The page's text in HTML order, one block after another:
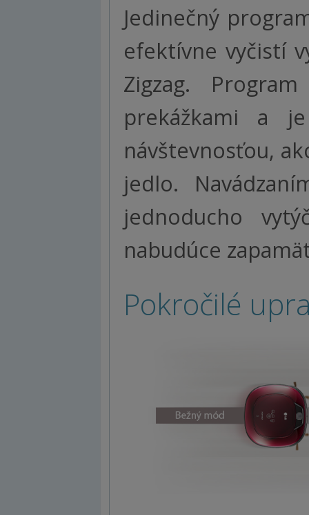
Jedinečný
efektívne vyčistí
Zigzag.
prekážkami a
návštevnosťou,
jedlo.
jednoducho
nabudúce
Pokročilé